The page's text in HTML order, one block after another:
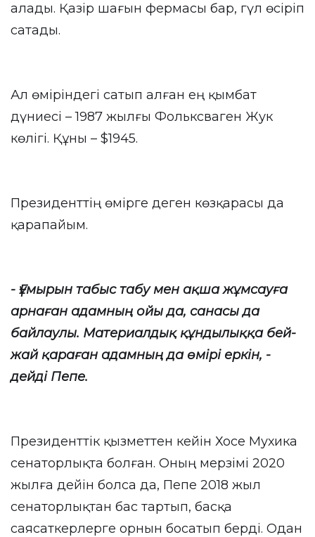
алады. Қазір шағын фермасы бар, гүл өсіріп
сатады.
Ал өміріндегі сатып алған ең қымбат
дүниесі – 1987 жылғы Фольксваген Жук
көлігі. Құны – $1945.
Президенттің өмірге деген көзқарасы да
қарапайым.
- Ғұмырын табыс табу мен ақша жұмсауға
арнаған адамның ойы да, санасы да
байлаулы. Материалдық құндылыққа бей-
жай қараған адамның да өмірі еркін, -
дейді Пепе.
Президенттік қызметтен кейін Хосе Мухика
сенаторлықта болған. Оның мерзімі 2020
жылға дейін болса да, Пепе 2018 жыл
сенаторлықтан бас тартып, басқа
саясаткерлерге орнын босатып берді. Одан